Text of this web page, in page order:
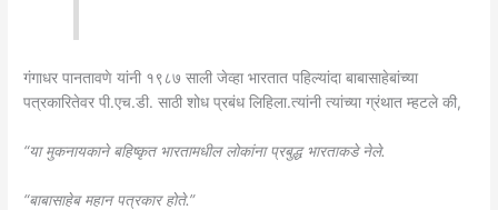
गंगाधर पानतावणे यांनी १९८७ साली जेव्हा भारतात पहिल्यांदा बाबासाहेबांच्या
पत्रकारितेवर पी.एच.डी. साठी शोध प्रबंध लिहिला.त्यांनी त्यांच्या ग्रंथात म्हटले की,
“या मुकनायकाने बहिष्कृत भारतामधील लोकांना प्रबुद्ध भारताकडे नेले.
“बाबासाहेब महान पत्रकार होते.”